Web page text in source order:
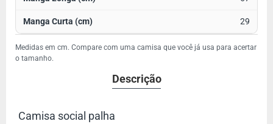
29
Medidas em cm. Compare com uma camisa que você já usa para acertar
o tamanho.
Descrição
Camisa social palha